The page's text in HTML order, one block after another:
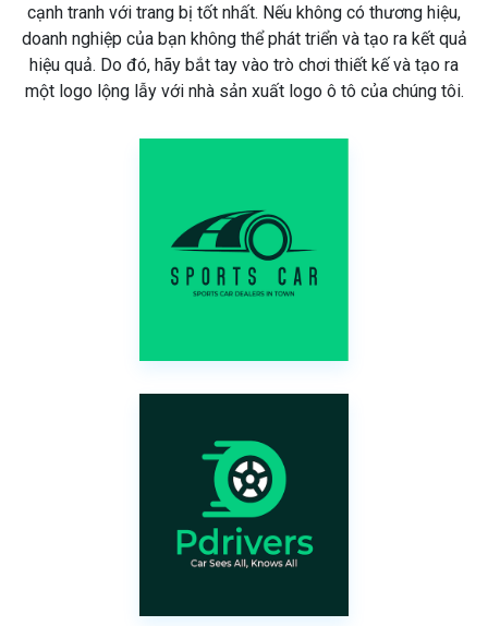
cạnh tranh với trang bị tốt nhất. Nếu không có thương hiệu,
doanh nghiệp của bạn không thể phát triển và tạo ra kết quả
hiệu quả. Do đó, hãy bắt tay vào trò chơi thiết kế và tạo ra
một logo lộng lẫy với nhà sản xuất logo ô tô của chúng tôi.